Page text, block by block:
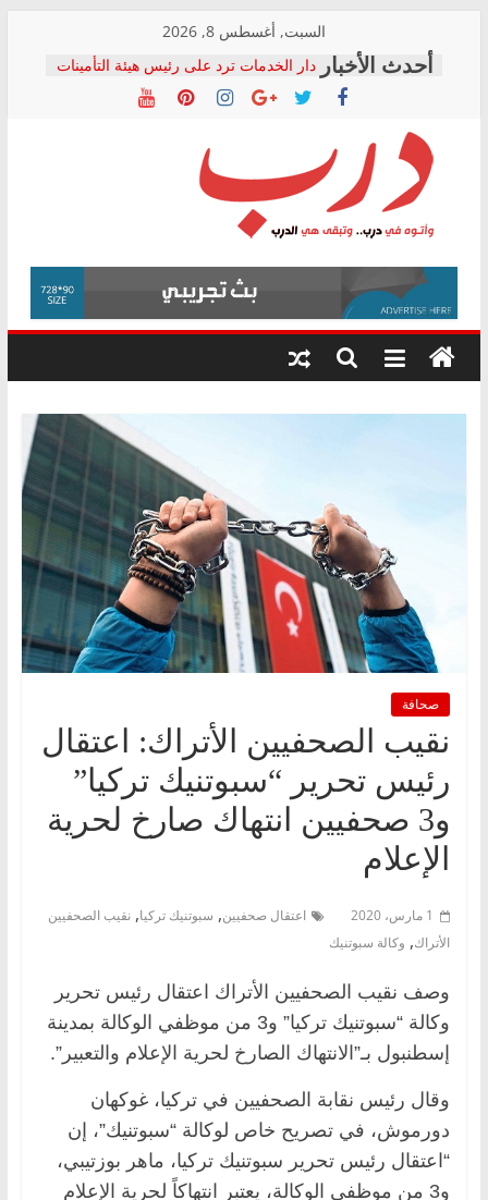
content
السبت, أغسطس 8, 2026
دار الخدمات ترد على رئيس هيئة التأمينات
بعد مؤتمره الصحفي: إنكار الأزمة لا ينهي
معاناة أصحاب المعاشات.. ونطالب بكشف
فرحات سليمان يكتب: القطاع الصحي إلى
أين؟
حزب التحالف الشعبي يطلق لجنة “الحق
في الصحة” بالإسكندرية لرصد الانتهاكات
ودعم المرضى
الوزاري لمدينة الصحفيين.. وانتهاء أعمال
إنشاء المبنى الإداري
المجلس القومي لحقوق الإنسان يعلن
متابعة قضية الدكتور محمد زهران.. ويؤكد:
قرينة البراءة وضمانات المحاكمة العادلة
درب
وأتوه
درب..
وتبقى
هي
صحافة
نقيب الصحفيين الأتراك: اعتقال
رئيس تحرير “سبوتنيك تركيا”
و3 صحفيين انتهاك صارخ لحرية
الإعلام
1 مارس، 2020 اعتقال صحفيين, سبوتنيك تركيا, نقيب الصحفيين
الأتراك, وكالة سبوتنيك
وصف نقيب الصحفيين الأتراك اعتقال رئيس تحرير
وكالة “سبوتنيك تركيا” و3 من موظفي الوكالة بمدينة
إسطنبول بـ”الانتهاك الصارخ لحرية الإعلام والتعبير”.
وقال رئيس نقابة الصحفيين في تركيا، غوكهان
دورموش، في تصريح خاص لوكالة “سبوتنيك”، إن
“اعتقال رئيس تحرير سبوتنيك تركيا، ماهر بوزتيبي،
و3 من موظفي الوكالة، يعتبر انتهاكاً لحرية الإعلام